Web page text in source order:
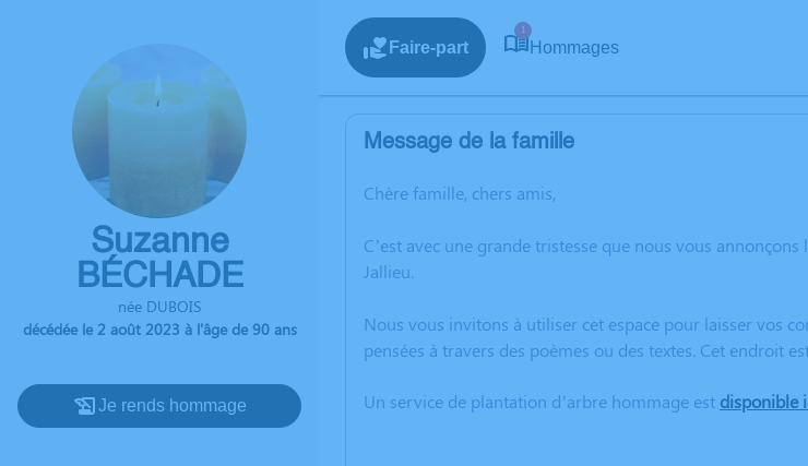
Suzanne
BÉCHADE
née DUBOIS
décédée le 2 août 2023 à l'âge de 90 ans
Je rends hommage
Faire-part
1
Hommages
Message de la famille
Chère famille, chers amis,
C’est avec une grande tristesse que nous vous
Jallieu.
Nous vous invitons à utiliser cet espace pour laisser vos
pensées à travers des poèmes ou des textes. Cet endroit
Un service de plantation d’arbre hommage est disponible